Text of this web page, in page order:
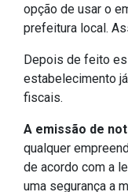
opção de usar o
prefeitura local.
Depois de feito
estabelecimento
fiscais.
A emissão de
qualquer
de acordo com a
uma segurança a